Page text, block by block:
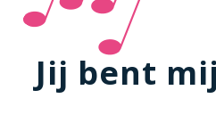
Jij bent